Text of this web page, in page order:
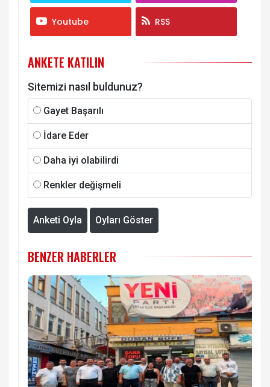
Youtube RSS
ANKETE KATILIN
Sitemizi nasıl buldunuz?
Gayet Başarılı
İdare Eder
Daha iyi olabilirdi
Renkler değişmeli
Anketi Oyla Oyları Göster
BENZER HABERLER